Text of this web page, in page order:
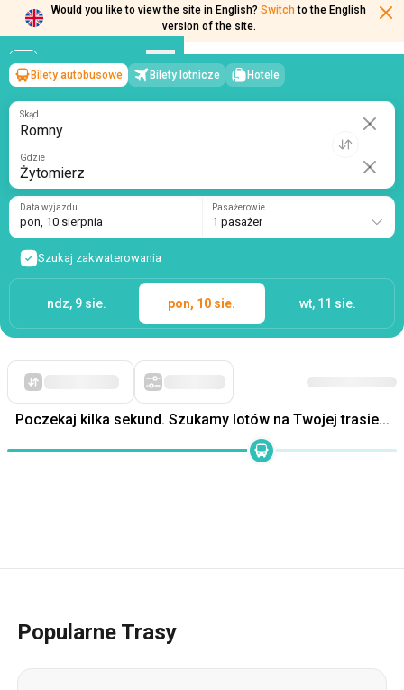
Would you like to view the site in English? Switch to the English
version of the site.
Romny→Żytomierz
pon, 10 sierpnia/1 pasażer
Bilety autobusowe Bilety lotnicze Hotele
Skąd
Gdzie
Data wyjazdu
pon, 10 sierpnia
Pasażerowie
1 pasażer
Szukaj zakwaterowania
ndz, 9 sie. pon, 10 sie. wt, 11 sie.
Po pierwsze, tanie
Romny